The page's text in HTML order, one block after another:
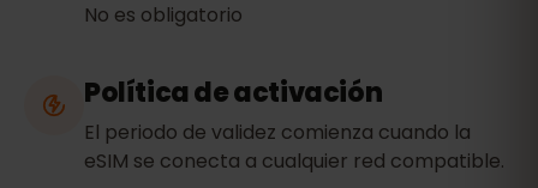
No es obligatorio
Política de activación
El periodo de validez comienza cuando la
eSIM se conecta a cualquier red compatible.